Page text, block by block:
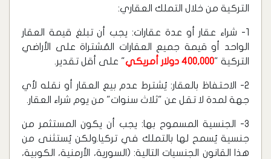
التركية من خلال التملك العقاري:
1- شراء عقار أو عدة عقارات: يجب أن تبلغ قيمة العقار
الواحد أو قيمة جميع العقارات المُشتراة على الأراضي
التركية "400,000 دولار أمريكي " على أقل تقدير.
2- الاحتفاظ بالعقار: يُشترط عدم بيع العقار أو نقله لأي
جهة لمدة لا تقل عن "ثلاث سنوات" من يوم شراء العقار.
3- الجنسية المسموح بها: يجب أن يكون المستثمر من
جنسية يُسمح لها بالتملك في تركيا.ولكن يُستثنى من
هذا القانون الجنسيات التالية: (السورية، الأرمنية، الكوبية،